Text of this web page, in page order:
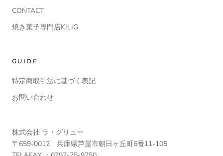
CONTACT
焼き菓子専門店KILIG
GUIDE
特定商取引法に基づく表記
お問い合わせ
株式会社 ラ・グリュー
〒659-0012 兵庫県芦屋市朝日ヶ丘町6番11-105